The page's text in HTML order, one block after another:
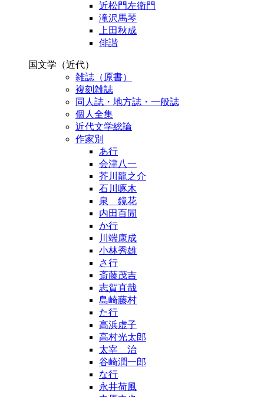
近松門左衛門
滝沢馬琴
上田秋成
俳諧
国文学（近代）
雑誌（原書）
複刻雑誌
同人誌・地方誌・一般誌
個人全集
近代文学総論
作家別
あ行
会津八一
芥川龍之介
石川啄木
泉 鏡花
内田百閒
か行
川端康成
小林秀雄
さ行
斎藤茂吉
志賀直哉
島崎藤村
た行
高浜虚子
高村光太郎
太宰 治
谷崎潤一郎
な行
永井荷風